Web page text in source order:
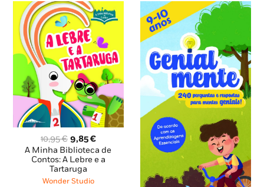
10,95€ O
preço
original
era:
10,95 €.
9,85€O
preço
atual
A Minha Biblioteca de
Contos: A Lebre e a
Tartaruga
Wonder Studio